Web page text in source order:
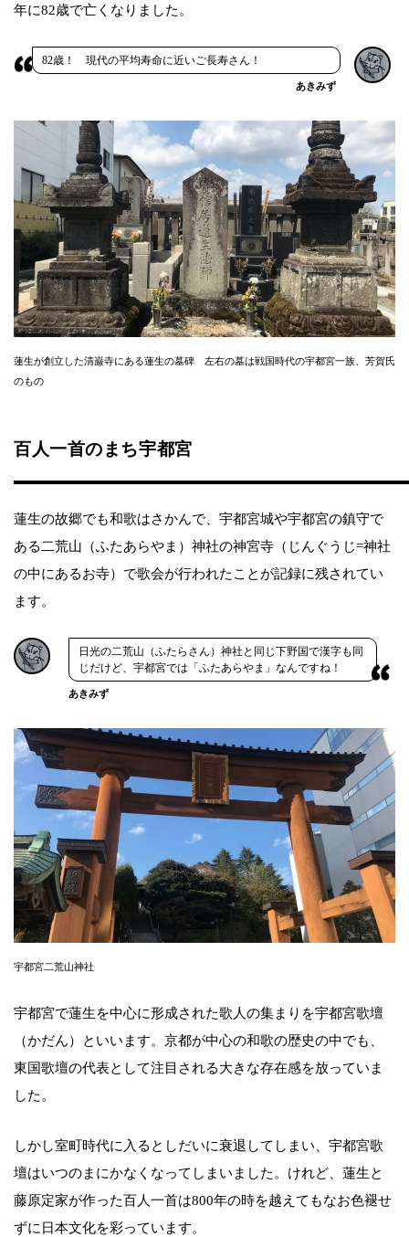
年に82歳で亡くなりました。
82歳！ 現代の平均寿命に近いご長寿さん！
あきみず
蓮生が創立した清巌寺にある蓮生の墓碑 左右の墓は戦国時代の宇都宮一族、芳賀氏
のもの
百人一首のまち宇都宮
蓮生の故郷でも和歌はさかんで、宇都宮城や宇都宮の鎮守で
ある二荒山（ふたあらやま）神社の神宮寺（じんぐうじ=神社
の中にあるお寺）で歌会が行われたことが記録に残されてい
ます。
日光の二荒山（ふたらさん）神社と同じ下野国で漢字も同
じだけど、宇都宮では「ふたあらやま」なんですね！
あきみず
宇都宮二荒山神社
宇都宮で蓮生を中心に形成された歌人の集まりを宇都宮歌壇
（かだん）といいます。京都が中心の和歌の歴史の中でも、
東国歌壇の代表として注目される大きな存在感を放っていま
した。
しかし室町時代に入るとしだいに衰退してしまい、宇都宮歌
壇はいつのまにかなくなってしまいました。けれど、蓮生と
藤原定家が作った百人一首は800年の時を越えてもなお色褪せ
ずに日本文化を彩っています。